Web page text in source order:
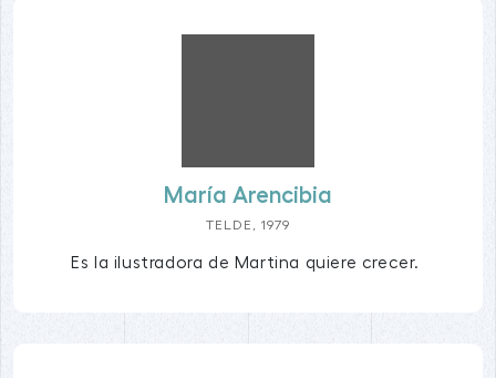
María Arencibia
TELDE, 1979
Es la ilustradora de Martina quiere crecer.